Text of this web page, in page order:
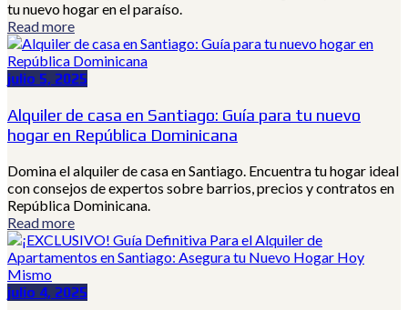
tu nuevo hogar en el paraíso.
Read more
julio 5, 2025
Alquiler de casa en Santiago: Guía para tu nuevo
hogar en República Dominicana
Domina el alquiler de casa en Santiago. Encuentra tu hogar ideal
con consejos de expertos sobre barrios, precios y contratos en
República Dominicana.
Read more
julio 4, 2025